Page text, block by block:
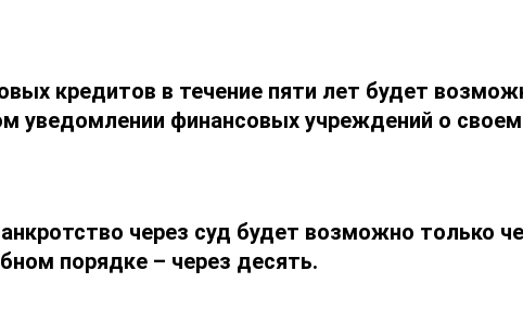
кредитов в течение пяти лет будет
уведомлении финансовых учреждений о
через суд будет возможно только
порядке – через десять.